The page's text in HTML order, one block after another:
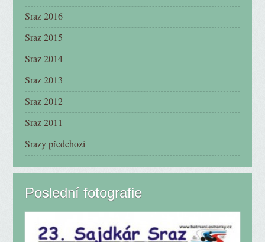
Sraz 2016
Sraz 2015
Sraz 2014
Sraz 2013
Sraz 2012
Sraz 2011
Srazy předchozí
Poslední fotografie